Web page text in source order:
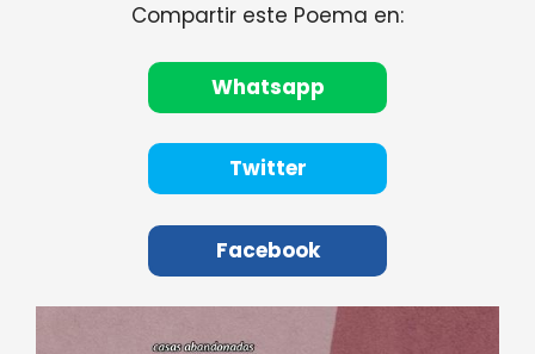
Compartir este Poema en:
Whatsapp
Twitter
Facebook